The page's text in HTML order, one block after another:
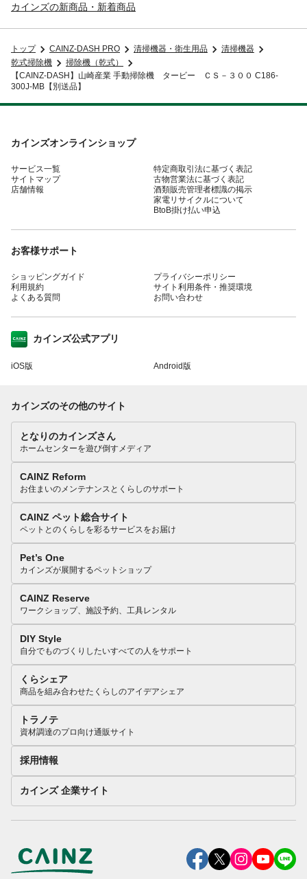
カインズの新商品・新着商品
トップ CAINZ-DASH PRO 清掃機器・衛生用品
清掃機器
乾式掃除機
掃除機（乾式）
【CAINZ-DASH】山崎産業 手動掃除機 タービー ＣＳ－３００ C186-
300J-MB【別送品】
カインズオンラインショップ
サービス一覧
サイトマップ
店舗情報
特定商取引法に基づく表記
古物営業法に基づく表記
酒類販売管理者標識の掲示
家電リサイクルについて
BtoB掛け払い申込
お客様サポート
ショッピングガイド
利用規約
よくある質問
プライバシーポリシー
サイト利用条件・推奨環境
お問い合わせ
カインズ公式アプリ
iOS版 Android版
カインズのその他のサイト
となりのカインズさん
ホームセンターを遊び倒すメディア
CAINZ Reform
お住まいのメンテナンスとくらしのサポート
CAINZ ペット総合サイト
ペットとのくらしを彩るサービスをお届け
Pet’s One
カインズが展開するペットショップ
CAINZ Reserve
ワークショップ、施設予約、工具レンタル
DIY Style
自分でものづくりしたいすべての人をサポート
くらシェア
商品を組み合わせたくらしのアイデアシェア
トラノテ
資材調達のプロ向け通販サイト
採用情報
カインズ 企業サイト